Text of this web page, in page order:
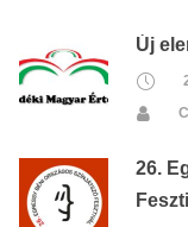
Új
26.